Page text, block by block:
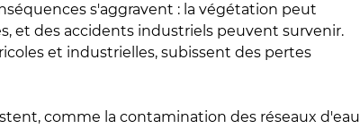
s'aggravent : la végétation peut
et des accidents industriels peuvent survenir.
et industrielles, subissent des pertes
comme la contamination des réseaux d'eau